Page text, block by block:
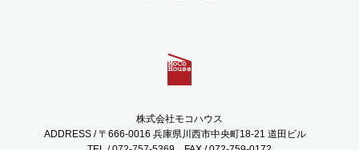
2023年02月 (5)
株式会社モコハウス
ADDRESS / 〒666-0016 兵庫県川西市中央町18-21 道田ビル